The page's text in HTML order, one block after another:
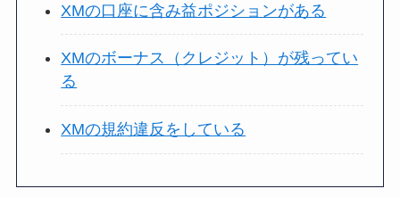
XMの口座に含み益ポジションがある
XMのボーナス（クレジット）が残ってい
る
XMの規約違反をしている